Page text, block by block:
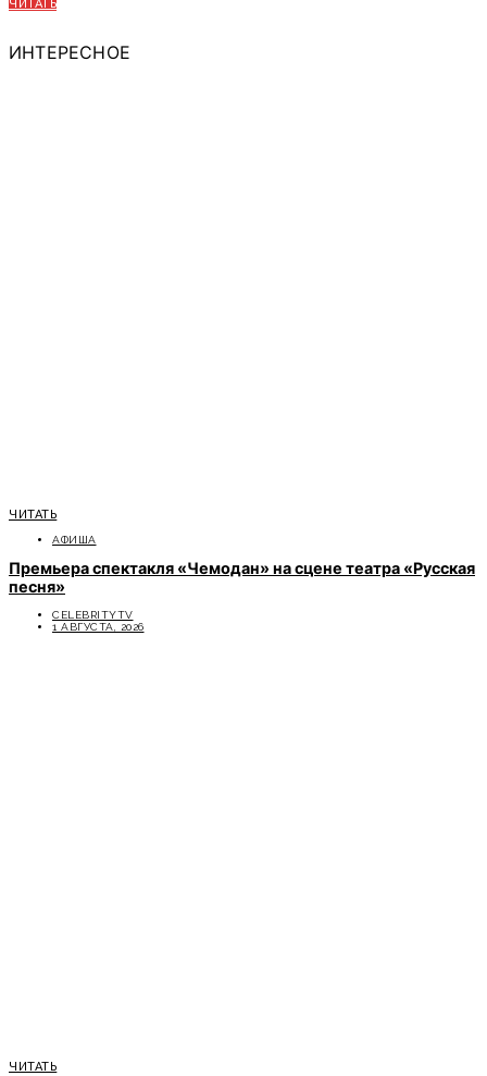
ЧИТАТЬ
ИНТЕРЕСНОЕ
ЧИТАТЬ
АФИША
Премьера спектакля «Чемодан» на сцене театра «Русская
песня»
CELEBRITYTV
1 АВГУСТА, 2026
ЧИТАТЬ